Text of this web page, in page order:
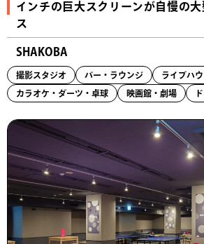
インチの巨大スクリーンが自慢の
ス
SHAKOBA
撮影スタジオ バー・ラウンジ ライブハ
カラオケ・ダーツ・卓球 映画館・劇場